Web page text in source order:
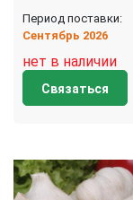
Период поставки:
Сентябрь 2026
нет в наличии
Связаться